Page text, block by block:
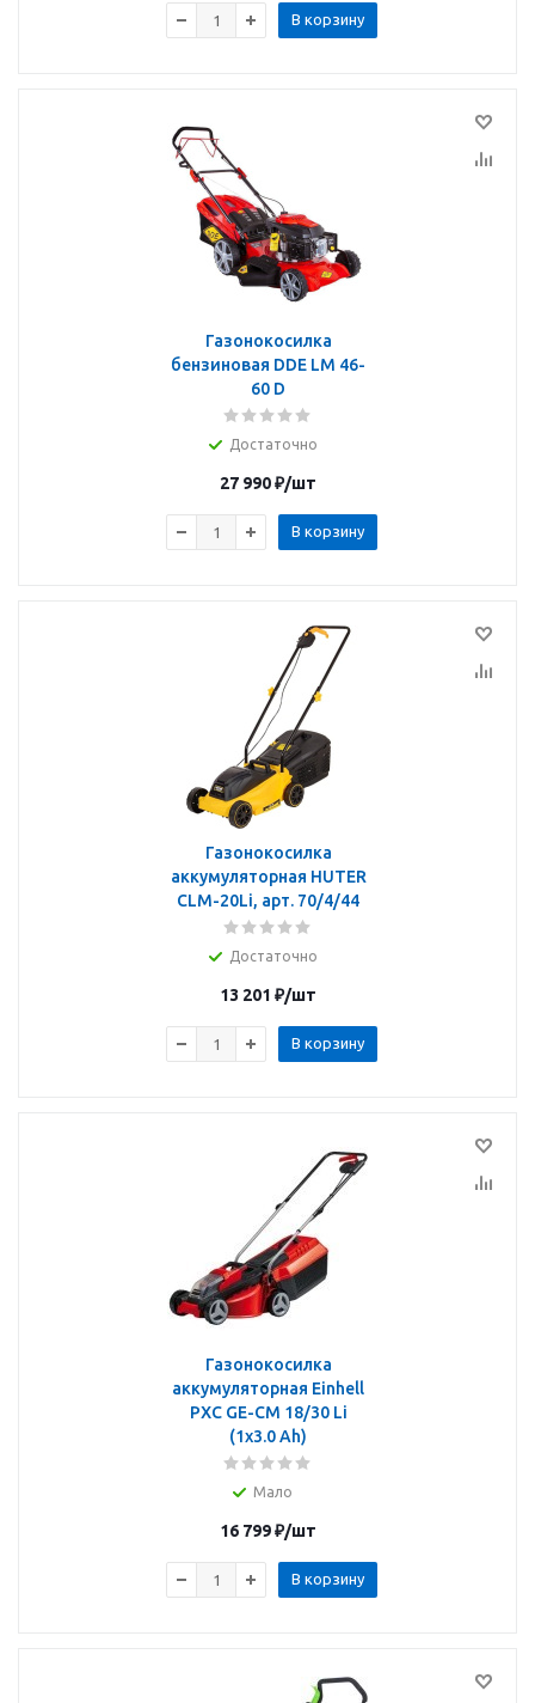
В корзину
Газонокосилка
бензиновая DDE LM 46-
60 D
Достаточно
27 990₽/шт
В корзину
Газонокосилка
аккумуляторная HUTER
CLM-20Li, арт. 70/4/44
Достаточно
13 201 ₽/шт
В корзину
Газонокосилка
аккумуляторная Einhell
PXC GE-CM 18/30 Li
(1x3.0 Ah)
Мало
16 799₽/шт
В корзину